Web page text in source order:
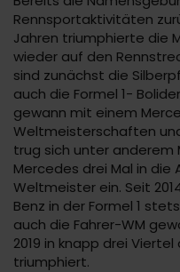
Rennsportaktivitäten
Jahren triumphierte die
wieder auf den
sind zunächst die
auch die Formel 1-
gewann mit einem
Weltmeisterschaften
trug sich unter anderem
Mercedes drei Mal in die
Weltmeister ein. Seit
Benz in der Formel 1
auch die Fahrer-WM
2019 in knapp drei
triumphiert.